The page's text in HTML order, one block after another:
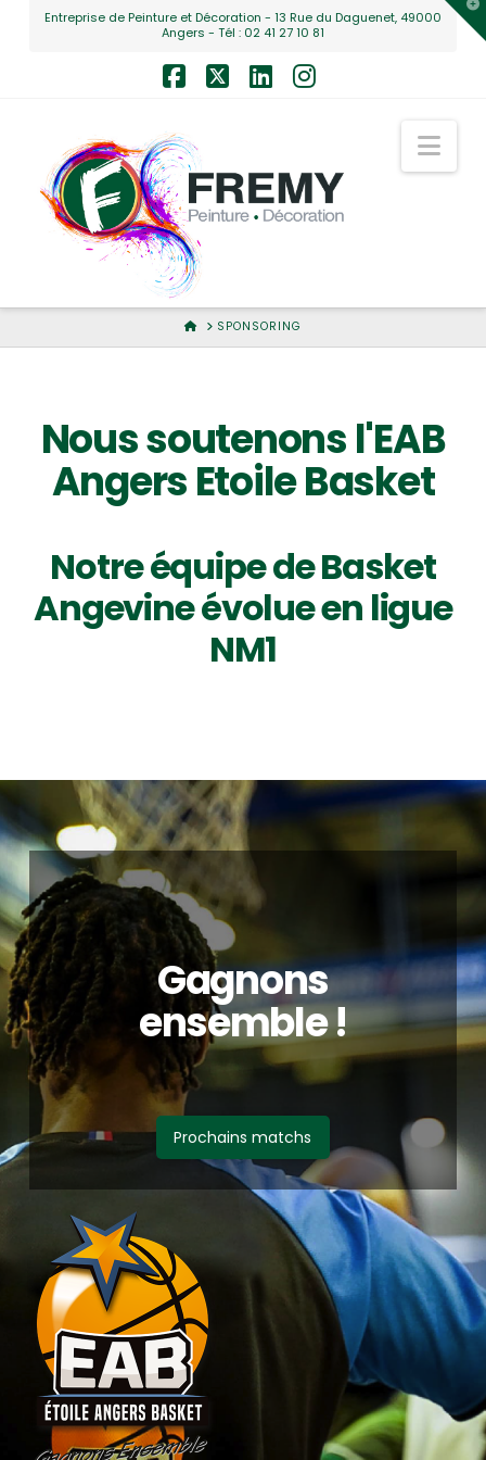
Entreprise de Peinture et Décoration - 13 Rue du Daguenet, 49000
Angers - Tél : 02 41 27 10 81
Facebook
X LinkedInInstagram
HOMESPONSORING
Nous soutenons l'EAB
Angers Etoile Basket
Notre équipe de Basket
Angevine évolue en ligue
NM1
Gagnons
ensemble !
Prochains matchs